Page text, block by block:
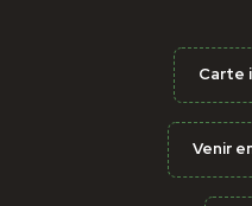
Carte
Venir